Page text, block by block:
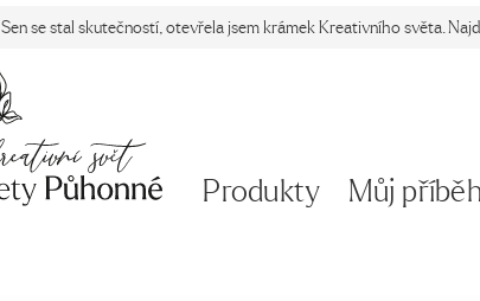
Sen se stal skutečností, otevřela jsem krámek Kreativního světa.
Produkty Můj příběh